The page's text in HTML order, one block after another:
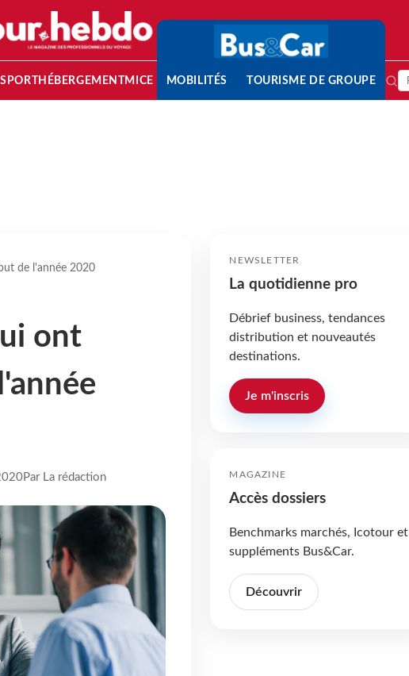
HÉBERGEMENTMICE MOBILITÉS TOURISME DE GROUPE
de l'année 2020
ont
Par La rédaction
NEWSLETTER
La quotidienne pro
Débrief business, tendances
distribution et nouveautés
destinations.
Je m'inscris
MAGAZINE
Accès dossiers
Benchmarks marchés, Icotour et
suppléments Bus&Car.
Découvrir